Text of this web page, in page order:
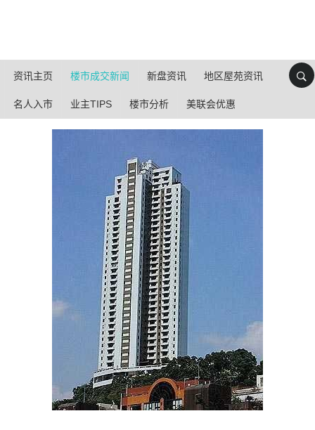
资讯主页 楼市成交新闻 新盘资讯 地区屋苑资讯
名人入市 业主TIPS 楼市分析 美联会优惠